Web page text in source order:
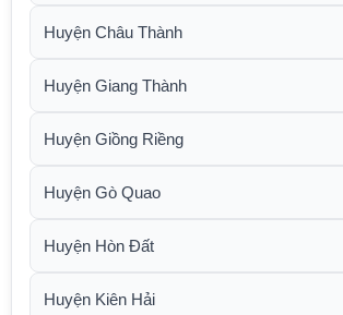
Huyện Châu Thành
Huyện Giang Thành
Huyện Giồng Riềng
Huyện Gò Quao
Huyện Hòn Đất
Huyện Kiên Hải